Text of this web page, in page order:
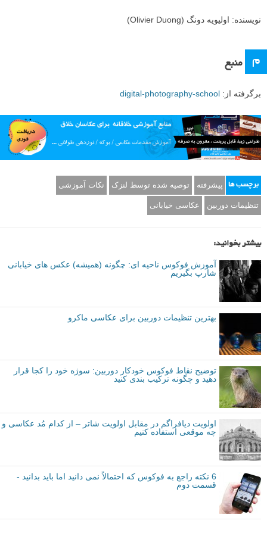
نویسنده: اولیویه دونگ (Olivier Duong)
م منبع
برگرفته از: digital-photography-school
برچسب ها پیشرفته توصیه شده توسط لنزک نکات آموزشی
تنظیمات دوربین عکاسی خیابانی
بیشتر بخوانید:
آموزش فوکوس ناحیه ای: چگونه (همیشه) عکس های خیابانی
شارپ بگیریم
بهترین تنظیمات دوربین برای عکاسی ماکرو
توضیح نقاط فوکوس خودکار دوربین: سوژه خود را کجا قرار
دهید و چگونه ترکیب بندی کنید
اولویت دیافراگم در مقابل اولویت شاتر – از کدام مُد عکاسی و
چه موقعی استفاده کنیم
6 نکته راجع به فوکوس که احتمالاً نمی دانید اما باید بدانید -
قسمت دوم